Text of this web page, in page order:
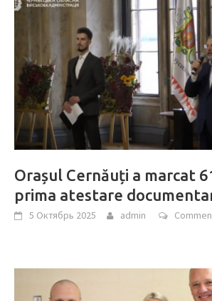
Orașul Cernăuți a marcat
prima atestare
5 Октябрь 2025 admin